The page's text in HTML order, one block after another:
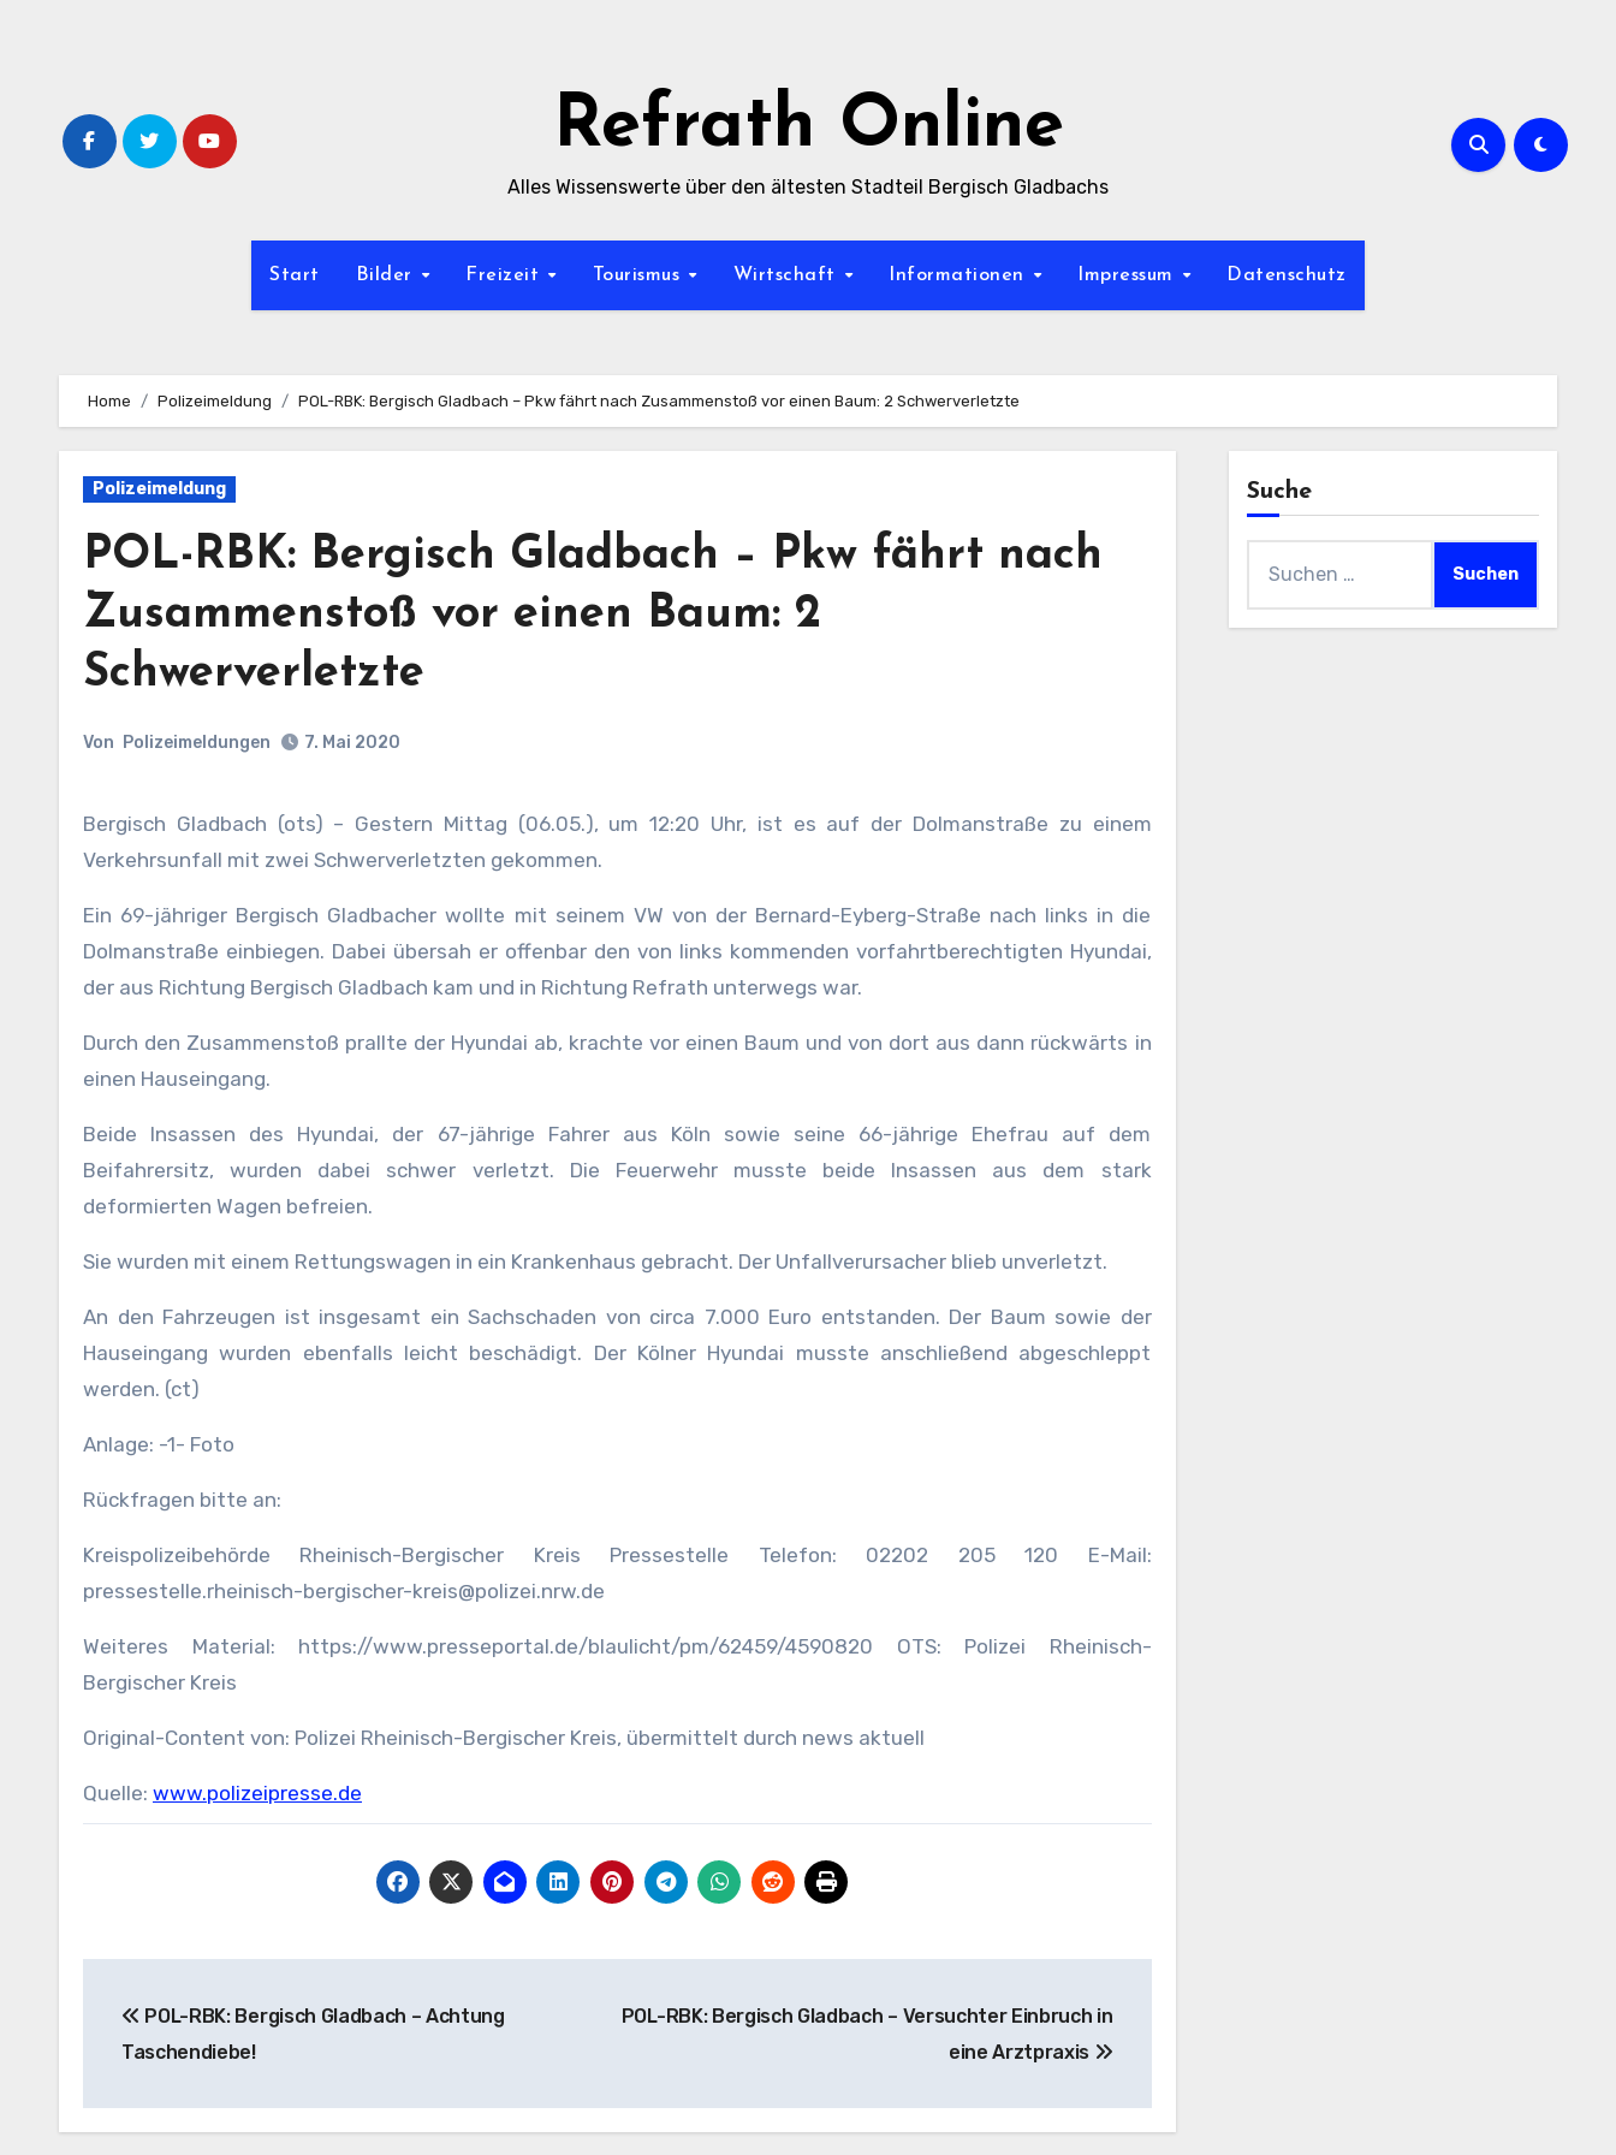
Refrath Online
Alles Wissenswerte über den ältesten Stadteil Bergisch Gladbachs
Start Bilder Freizeit Tourismus Wirtschaft Informationen Impressum Datenschutz
Home Polizeimeldung POL-RBK: Bergisch Gladbach – Pkw fährt nach Zusammenstoß vor einen Baum: 2 Schwerverletzte
Polizeimeldung
POL-RBK: Bergisch Gladbach – Pkw fährt nach
Zusammenstoß vor einen Baum: 2
Schwerverletzte
Von Polizeimeldungen 7. Mai 2020
Bergisch Gladbach (ots) – Gestern Mittag (06.05.), um 12:20 Uhr, ist es auf der Dolmanstraße zu einem
Verkehrsunfall mit zwei Schwerverletzten gekommen.
Ein 69-jähriger Bergisch Gladbacher wollte mit seinem VW von der Bernard-Eyberg-Straße nach links in die
Dolmanstraße einbiegen. Dabei übersah er offenbar den von links kommenden vorfahrtberechtigten Hyundai,
der aus Richtung Bergisch Gladbach kam und in Richtung Refrath unterwegs war.
Durch den Zusammenstoß prallte der Hyundai ab, krachte vor einen Baum und von dort aus dann rückwärts in
einen Hauseingang.
Beide Insassen des Hyundai, der 67-jährige Fahrer aus Köln sowie seine 66-jährige Ehefrau auf dem
Beifahrersitz, wurden dabei schwer verletzt. Die Feuerwehr musste beide Insassen aus dem stark
deformierten Wagen befreien.
Sie wurden mit einem Rettungswagen in ein Krankenhaus gebracht. Der Unfallverursacher blieb unverletzt.
An den Fahrzeugen ist insgesamt ein Sachschaden von circa 7.000 Euro entstanden. Der Baum sowie der
Hauseingang wurden ebenfalls leicht beschädigt. Der Kölner Hyundai musste anschließend abgeschleppt
werden. (ct)
Anlage: -1- Foto
Rückfragen bitte an:
Kreispolizeibehörde Rheinisch-Bergischer Kreis Pressestelle Telefon: 02202 205 120 E-Mail:
pressestelle.rheinisch-bergischer-kreis@polizei.nrw.de
Weiteres Material: https://www.presseportal.de/blaulicht/pm/62459/4590820 OTS: Polizei Rheinisch-
Bergischer Kreis
Original-Content von: Polizei Rheinisch-Bergischer Kreis, übermittelt durch news aktuell
Quelle: www.polizeipresse.de
POL-RBK: Bergisch Gladbach – Achtung
Taschendiebe!
POL-RBK: Bergisch Gladbach – Versuchter Einbruch in
eine Arztpraxis
Suche
nach: